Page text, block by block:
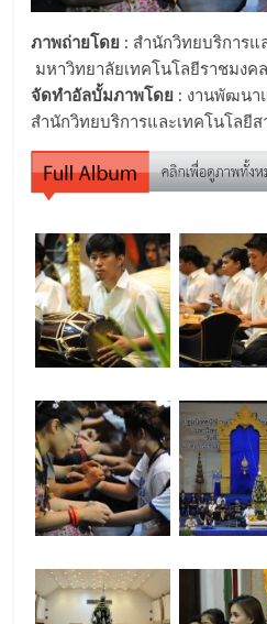
ภาพถ่ายโดย : สำนักวิทยบริการแ
มหาวิทยาลัยเทคโนโลยีราชมง
จัดทำอัลบั้มภาพโดย : งานพัฒนา
สำนักวิทยบริการและเทคโนโลยี